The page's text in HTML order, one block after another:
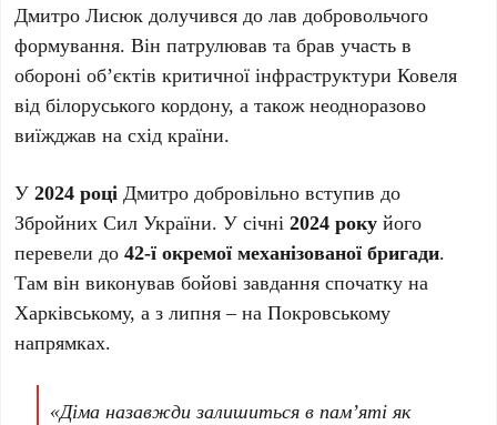
Дмитро Лисюк долучився до лав добровольчого
формування. Він патрулював та брав участь в
обороні об’єктів критичної інфраструктури Ковеля
від білоруського кордону, а також неодноразово
виїжджав на схід країни.
У2024 році Дмитро добровільно вступив до
Збройних Сил України. У січні2024 року його
перевели до42-ї окремої механізованої бригади.
Там він виконував бойові завдання спочатку на
Харківському, а з липня – на Покровському
напрямках.
«Діма назавжди залишиться в пам’яті як